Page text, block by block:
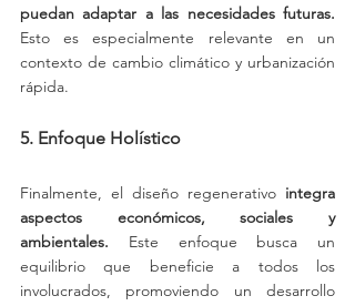
puedan adaptar a las necesidades futuras.
Esto es especialmente relevante en un
contexto de cambio climático y urbanización
rápida.
5. Enfoque Holístico
Finalmente, el diseño regenerativo integra
aspectos económicos, sociales y
ambientales. Este enfoque busca un
equilibrio que beneficie a todos los
involucrados, promoviendo un desarrollo